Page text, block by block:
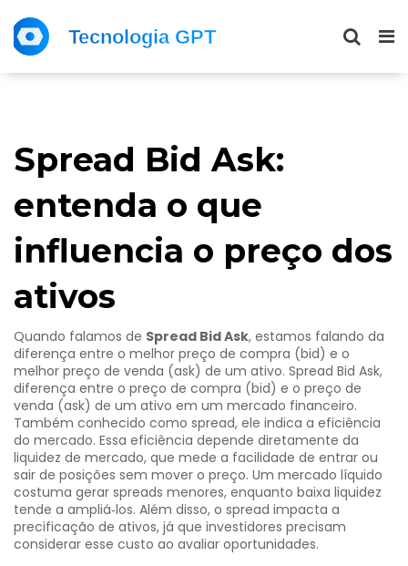
Spread Bid Ask:
entenda o que
influencia o preço dos
ativos
Quando falamos de Spread Bid Ask, estamos falando da
diferença entre o melhor preço de compra (bid) e o
melhor preço de venda (ask) de um ativo. Spread Bid Ask,
diferença entre o preço de compra (bid) e o preço de
venda (ask) de um ativo em um mercado financeiro.
Também conhecido como spread, ele indica a eficiência
do mercado. Essa eficiência depende diretamente da
liquidez de mercado, que mede a facilidade de entrar ou
sair de posições sem mover o preço. Um mercado líquido
costuma gerar spreads menores, enquanto baixa liquidez
tende a ampliá‑los. Além disso, o spread impacta a
precificação de ativos, já que investidores precisam
considerar esse custo ao avaliar oportunidades.